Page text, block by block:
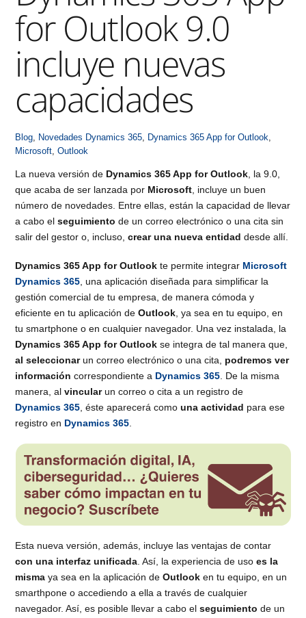
for Outlook 9.0
incluye nuevas
capacidades
Blog, Novedades Dynamics 365, Dynamics 365 App for Outlook,
Microsoft,Outlook
La nueva versión de Dynamics 365 App for Outlook, la 9.0,
que acaba de ser lanzada por Microsoft, incluye un buen
número de novedades. Entre ellas, están la capacidad de llevar
a cabo elseguimiento de un correo electrónico o una cita sin
salir del gestor o, incluso,crear una nueva entidad desde allí.
Dynamics 365 App for Outlook te permite integrar Microsoft
Dynamics 365 , una aplicación diseñada para simplificar la
gestión comercial de tu empresa, de manera cómoda y
eficiente en tu aplicación deOutlook , ya sea en tu equipo, en
tu smartphone o en cualquier navegador. Una vez instalada, la
Dynamics 365 App for Outlook se integra de tal manera que,
al seleccionarun correo electrónico o una cita, podremos ver
información correspondiente a Dynamics 365 . De la misma
manera, alvincularun correo o cita a un registro de
Dynamics 365 , éste aparecerá comouna actividad para ese
registro en Dynamics 365
Esta nueva versión, además, incluye las ventajas de contar
con una interfaz unificada . Así, la experiencia de usoes la
misma ya sea en la aplicación deOutlook en tu equipo, en un
smarthpone o accediendo a ella a través de cualquier
navegador. Así, es posible llevar a cabo elseguimiento de un